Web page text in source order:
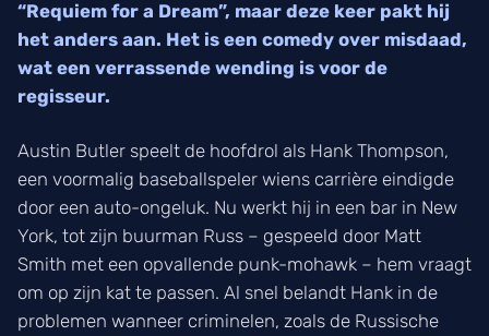
“Requiem for a Dream”, maar deze keer pakt hij
het anders aan. Het is een comedy over misdaad,
wat een verrassende wending is voor de
regisseur.
Austin Butler speelt de hoofdrol als Hank Thompson,
een voormalig baseballspeler wiens carrière eindigde
door een auto-ongeluk. Nu werkt hij in een bar in New
York, tot zijn buurman Russ – gespeeld door Matt
Smith met een opvallende punk-mohawk – hem vraagt
om op zijn kat te passen. Al snel belandt Hank in de
problemen wanneer criminelen, zoals de Russische